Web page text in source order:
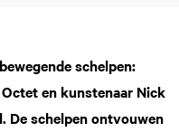
schelpen:
en kunstenaar Nick
De schelpen ontvouwen